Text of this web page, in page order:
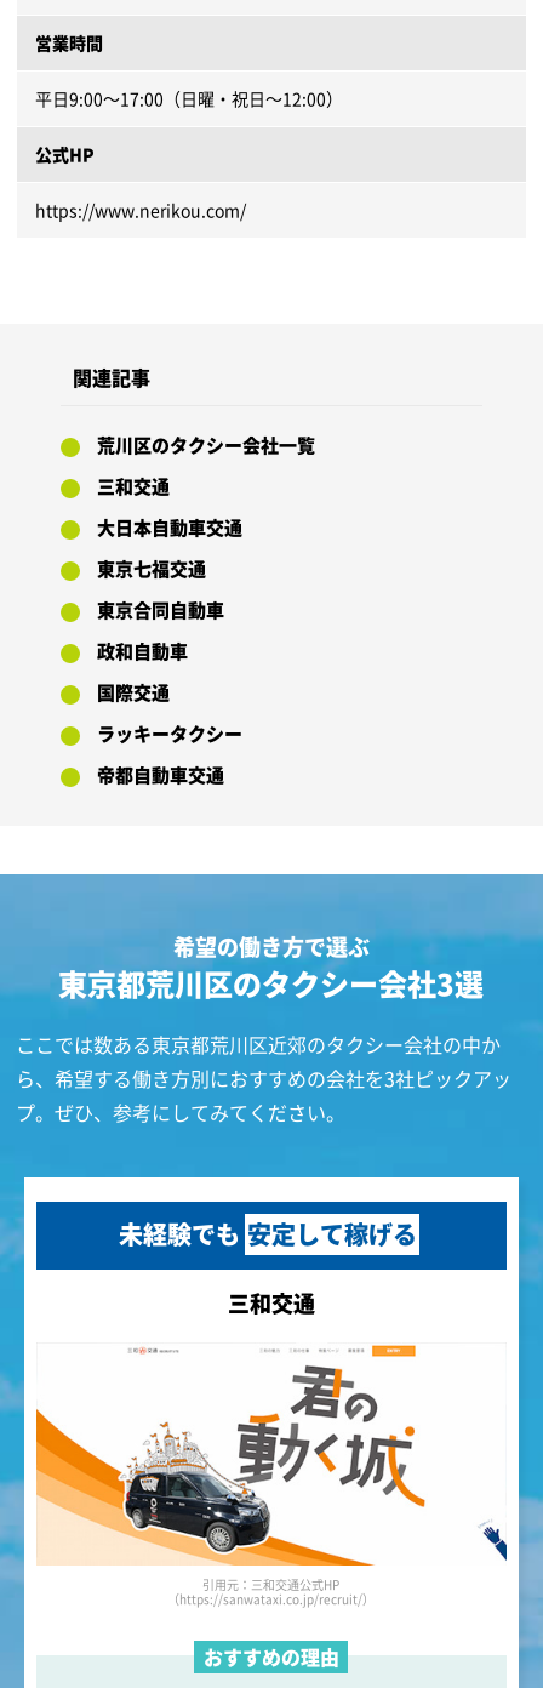
営業時間
平日9:00～17:00（日曜・祝日～12:00）
公式HP
https://www.nerikou.com/
関連記事
荒川区のタクシー会社一覧
三和交通
大日本自動車交通
東京七福交通
東京合同自動車
政和自動車
国際交通
ラッキータクシー
帝都自動車交通
希望の働き方で選ぶ
東京都荒川区のタクシー会社3選
ここでは数ある東京都荒川区近郊のタクシー会社の中か
ら、希望する働き方別におすすめの会社を3社ピックアッ
プ。ぜひ、参考にしてみてください。
未経験でも 安定して稼げる
三和交通
引用元：三和交通公式HP
（https://sanwataxi.co.jp/recruit/）
おすすめの理由